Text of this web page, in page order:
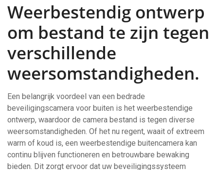
Weerbestendig ontwerp
om bestand te zijn tegen
verschillende
weersomstandigheden.
Een belangrijk voordeel van een bedrade
beveiligingscamera voor buiten is het weerbestendige
ontwerp, waardoor de camera bestand is tegen diverse
weersomstandigheden. Of het nu regent, waait of extreem
warm of koud is, een weerbestendige buitencamera kan
continu blijven functioneren en betrouwbare bewaking
bieden. Dit zorgt ervoor dat uw beveiligingssysteem